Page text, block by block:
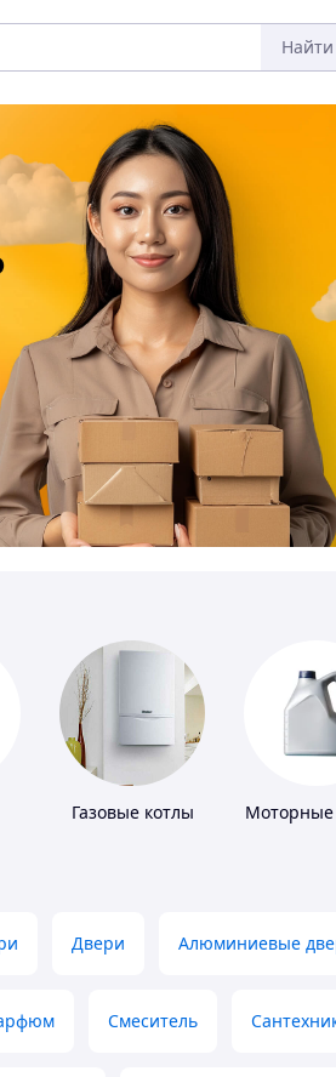
Найти
Газовые котлы Моторные
Двери Алюминиевые
Смеситель